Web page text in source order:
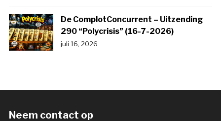
De ComplotConcurrent – Uitzending
290 “Polycrisis” (16-7-2026)
juli 16, 2026
Neem contact op